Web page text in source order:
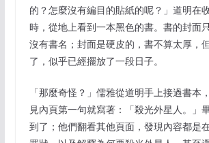
的？怎麼沒有編目的貼紙的呢？」道明在
時，從地上看到一本黑色的書。書的封面
沒有書名；封面是硬皮的，書不算太厚，
了，似乎已經擺放了一段日子。
「那麼奇怪？」儒雅從道明手上接過書本
見內頁第一句就寫著：「殺光外星人。」
到了；他們翻看其他頁面，發現內容都是